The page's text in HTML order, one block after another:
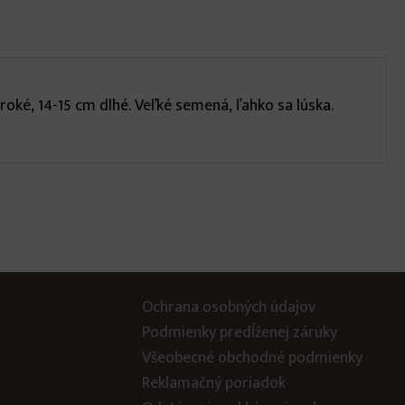
14-15 cm dlhé. Veľké semená, ľahko sa lúska.
Ochrana osobných údajov
Podmienky predĺženej záruky
Všeobecné obchodné podmienky
Reklamačný poriadok